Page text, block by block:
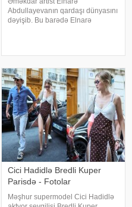
Abdullayevanın qardaşı dünyasını
dəyişib. Bu barədə Elnarə
elə bir itki yaşayır ki, onu heç bir
söz ifad
Cici Hadidlə Bredli Kuper
Parisdə - Fotolar
Məşhur supermodel Cici Hadidlə